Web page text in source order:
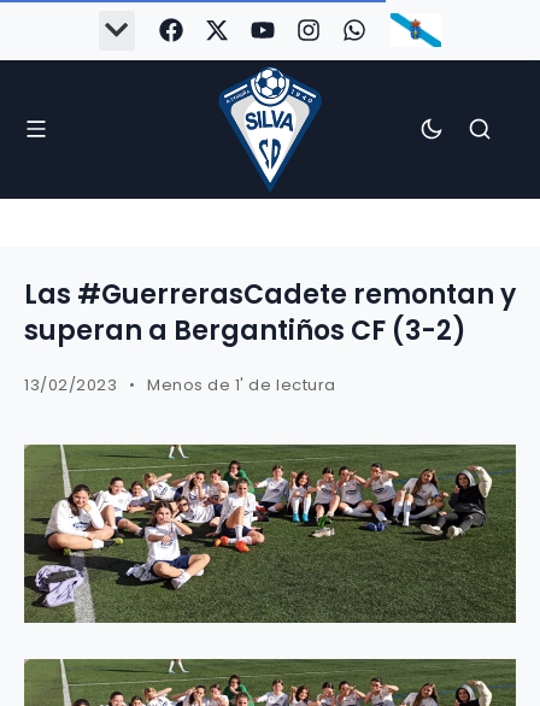
Las #GuerrerasCadete remontan y
superan a Bergantiños CF (3-2)
13/02/2023 Menos de 1' de lectura